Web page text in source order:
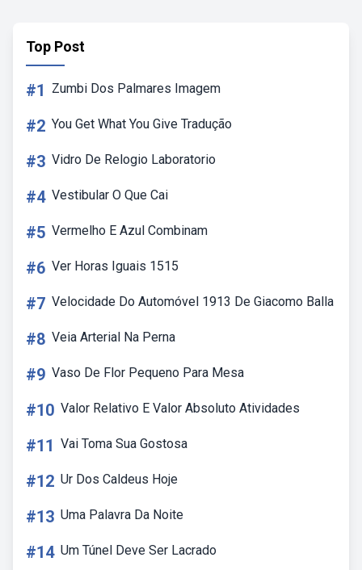
Top Post
#1 Zumbi Dos Palmares Imagem
#2 You Get What You Give Tradução
#3 Vidro De Relogio Laboratorio
#4 Vestibular O Que Cai
#5 Vermelho E Azul Combinam
#6 Ver Horas Iguais 1515
#7 Velocidade Do Automóvel 1913 De Giacomo Balla
#8 Veia Arterial Na Perna
#9 Vaso De Flor Pequeno Para Mesa
#10 Valor Relativo E Valor Absoluto Atividades
#11 Vai Toma Sua Gostosa
#12 Ur Dos Caldeus Hoje
#13 Uma Palavra Da Noite
#14 Um Túnel Deve Ser Lacrado